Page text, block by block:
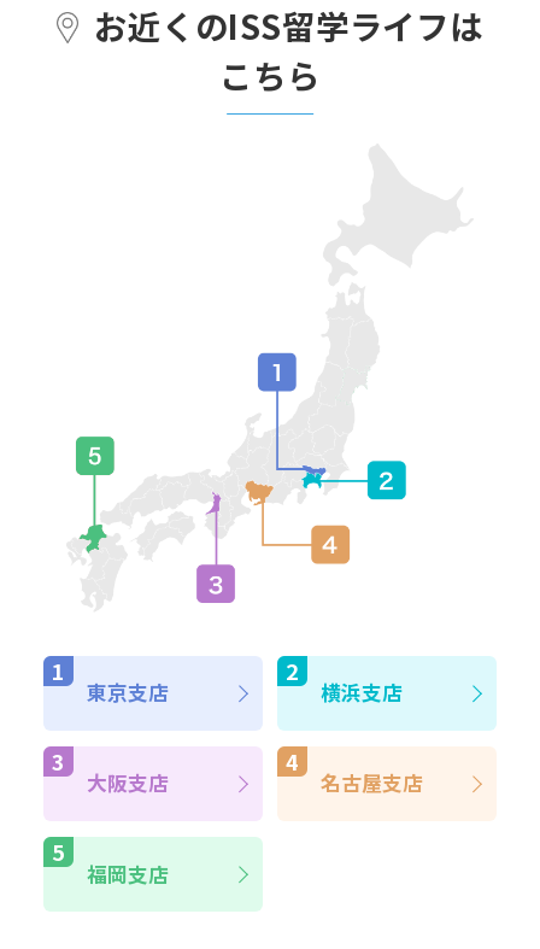
お近くのISS留学ライフは
こちら
東京支店 横浜支店
大阪支店 名古屋支店
福岡支店